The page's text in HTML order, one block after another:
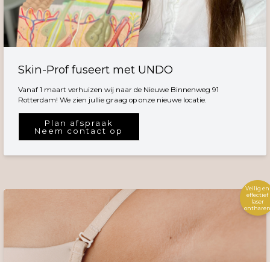
Skin-Prof fuseert met UNDO
Vanaf 1 maart verhuizen wij naar de Nieuwe Binnenweg 91
Rotterdam! We zien jullie graag op onze nieuwe locatie.
Plan afspraak
Neem contact op
Veilig en
effectief
laser